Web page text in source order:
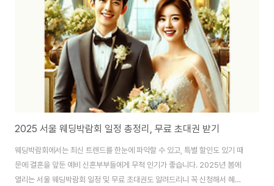
드 초대형 웨딩박람회삼성스토어 신세계하남분당 AK플라자 웨딩박람회AK플
라자 분당안양 더셜리 웨딩박람회롯데백화점 평촌점광명 위드유 웨딩박..
2025 서울 웨딩박람회 일정 총정리, 무료 초대권 받기
웨딩박람회에서는 최신 트렌드를 한눈에 파악할 수 있고, 특별 할인도 있기 때
문에 결혼을 앞둔 예비 신혼부부들에게 무척 인기가 좋습니다. 2025년 봄에
열리는 서울 웨딩박람회 일정 및 무료 초대권도 알려드리니 꼭 신청해서 혜택